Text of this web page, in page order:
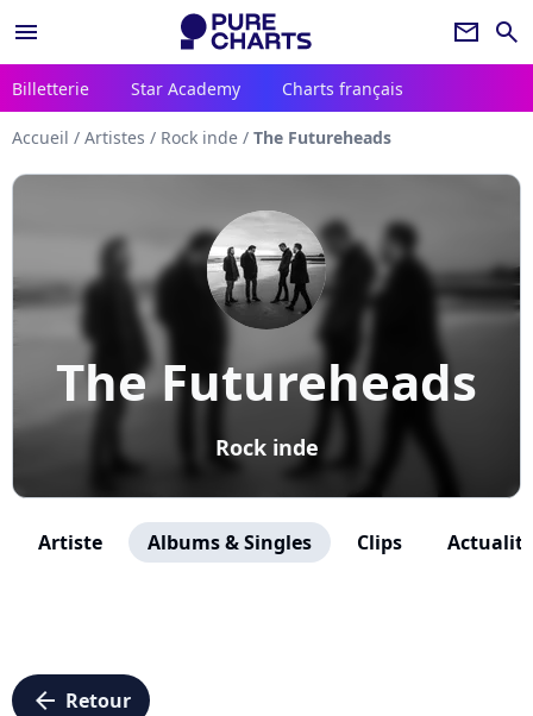
menu newsletter search
Billetterie Star Academy Charts français
Accueil / Artistes / Rock inde / The Futureheads
The Futureheads
Rock inde
Artiste Albums & Singles Clips
arrow_left Retour